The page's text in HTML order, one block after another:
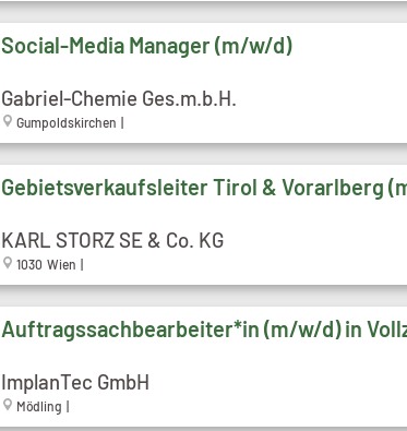
Social-Media Manager (m/w/d)
Gabriel-Chemie Ges.m.b.H.
Gumpoldskirchen |
Gebietsverkaufsleiter Tirol & Vorarlberg
KARL STORZ SE & Co. KG
1030 Wien |
Auftragssachbearbeiter*in (m/w/d) in
ImplanTec GmbH
Mödling |